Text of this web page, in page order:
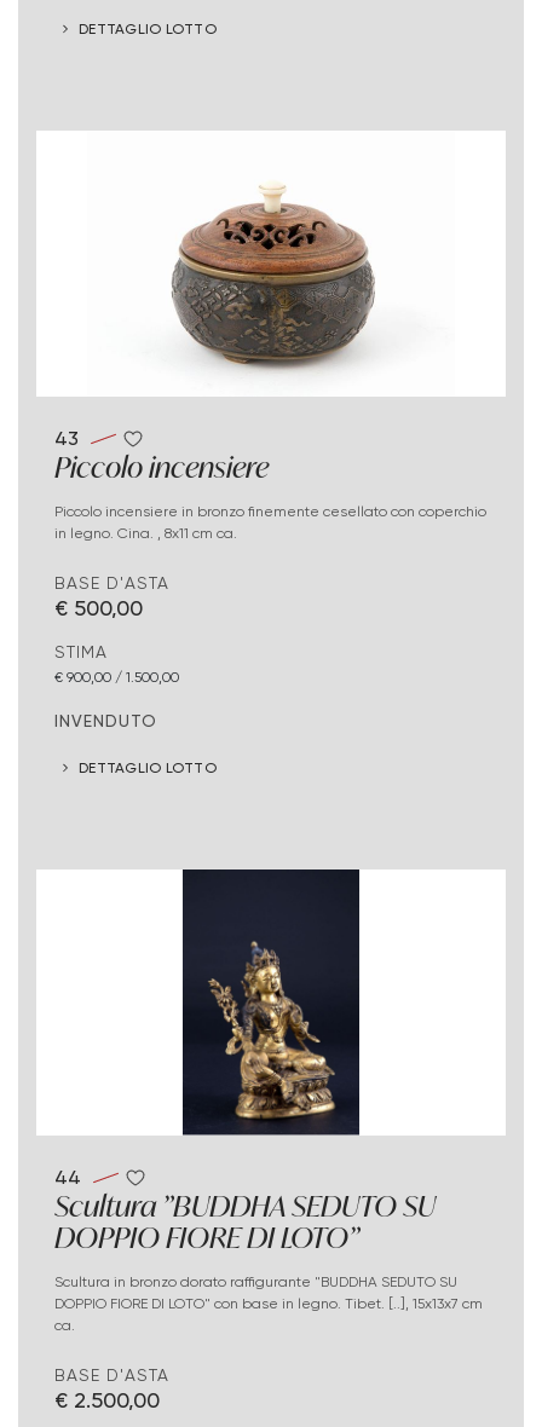
DETTAGLIO LOTTO
43
Piccolo incensiere
Piccolo incensiere in bronzo finemente cesellato con coperchio
in legno. Cina. , 8x11 cm ca.
BASE D'ASTA
€ 500,00
STIMA
€ 900,00 / 1.500,00
INVENDUTO
DETTAGLIO LOTTO
44
Scultura "BUDDHA SEDUTO SU
DOPPIO FIORE DI LOTO"
Scultura in bronzo dorato raffigurante "BUDDHA SEDUTO SU
DOPPIO FIORE DI LOTO" con base in legno. Tibet. [..], 15x13x7 cm
ca.
BASE D'ASTA
€ 2.500,00